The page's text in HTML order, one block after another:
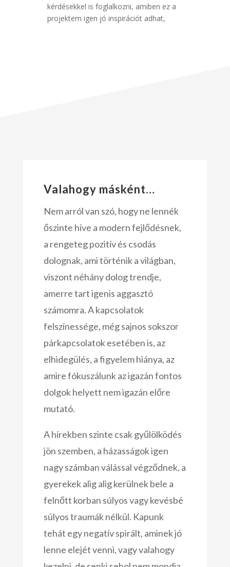
kérdésekkel is foglalkozni, amiben ez a
projektem igen jó inspirációt adhat,
Valahogy másként…
Nem arról van szó, hogy ne lennék
őszinte híve a modern fejlődésnek,
a rengeteg pozitív és csodás
dolognak, ami történik a világban,
viszont néhány dolog trendje,
amerre tart igenis aggasztó
számomra. A kapcsolatok
felszínessége, még sajnos sokszor
párkapcsolatok esetében is, az
elhidegülés, a figyelem hiánya, az
amire fókuszálunk az igazán fontos
dolgok helyett nem igazán előre
mutató.
A hírekben szinte csak gyűlölködés
jön szemben, a házasságok igen
nagy számban válással végződnek, a
gyerekek alig alig kerülnek bele a
felnőtt korban súlyos vagy kevésbé
súlyos traumák nélkül. Kapunk
tehát egy negatív spirált, aminek jó
lenne elejét venni, vagy valahogy